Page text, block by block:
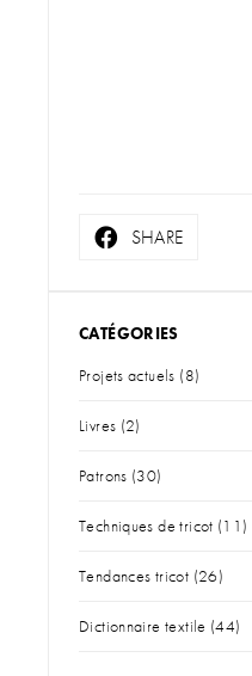
 SHARE
CATÉGORIES
Projets actuels (8)
Livres (2)
Patrons (30)
Techniques de tricot (11)
Tendances tricot (26)
Dictionnaire textile (44)